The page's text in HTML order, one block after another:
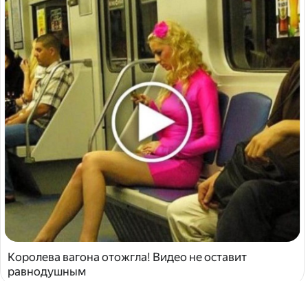
Королева вагона отожгла! Видео не оставит
равнодушным